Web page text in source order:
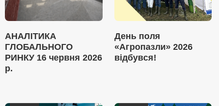
АНАЛІТИКА
ГЛОБАЛЬНОГО
РИНКУ 16 червня 2026
р.
День поля
«Агропазли» 2026
відбувся!